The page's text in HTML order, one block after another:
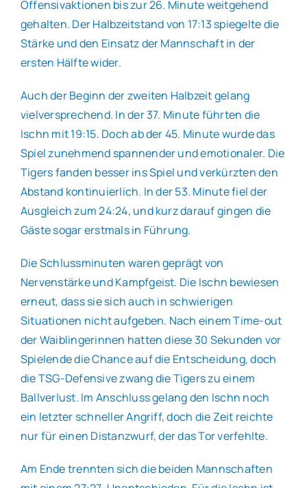
Offensivaktionen bis zur 26. Minute weitgehend
gehalten. Der Halbzeitstand von 17:13 spiegelte die
Stärke und den Einsatz der Mannschaft in der
ersten Hälfte wider.
Auch der Beginn der zweiten Halbzeit gelang
vielversprechend. In der 37. Minute führten die
Ischn mit 19:15. Doch ab der 45. Minute wurde das
Spiel zunehmend spannender und emotionaler. Die
Tigers fanden besser ins Spiel und verkürzten den
Abstand kontinuierlich. In der 53. Minute fiel der
Ausgleich zum 24:24, und kurz darauf gingen die
Gäste sogar erstmals in Führung.
Die Schlussminuten waren geprägt von
Nervenstärke und Kampfgeist. Die Ischn bewiesen
erneut, dass sie sich auch in schwierigen
Situationen nicht aufgeben. Nach einem Time-out
der Waiblingerinnen hatten diese 30 Sekunden vor
Spielende die Chance auf die Entscheidung, doch
die TSG-Defensive zwang die Tigers zu einem
Ballverlust. Im Anschluss gelang den Ischn noch
ein letzter schneller Angriff, doch die Zeit reichte
nur für einen Distanzwurf, der das Tor verfehlte.
Am Ende trennten sich die beiden Mannschaften